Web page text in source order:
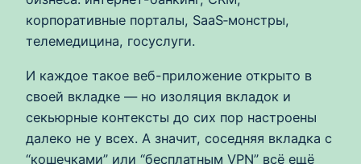
корпоративные порталы, SaaS‑монстры,
телемедицина, госуслуги.
И каждое такое веб-приложение открыто в
своей вкладке — но изоляция вкладок и
секьюрные контексты до сих пор настроены
далеко не у всех. А значит, соседняя вкладка с
“кошечками” или “бесплатным VPN” всё ещё